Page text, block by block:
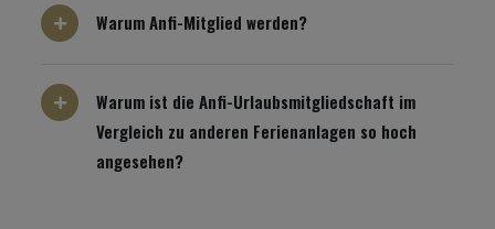
Warum Anfi-Mitglied werden?
Warum ist die Anfi-Urlaubsmitgliedschaft im
Vergleich zu anderen Ferienanlagen so hoch
angesehen?